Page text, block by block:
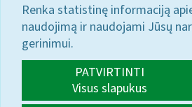
Renka statistinę informaciją
naudojimą ir naudojami Jūsų
gerinimui.
PATVIRTINTI
Visus slapukus